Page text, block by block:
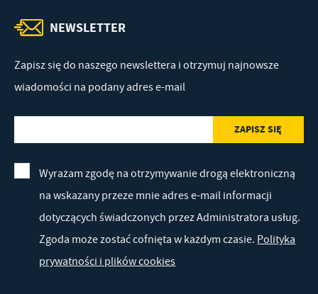
NEWSLETTER
Zapisz się do naszego newslettera i otrzymuj najnowsze
wiadomości na podany adres e-mail
Wyrażam zgodę na otrzymywanie drogą elektroniczną
na wskazany przeze mnie adres e-mail informacji
dotyczących świadczonych przez Administratora usług.
Zgoda może zostać cofnięta w każdym czasie. Polityka
prywatności i plików cookies